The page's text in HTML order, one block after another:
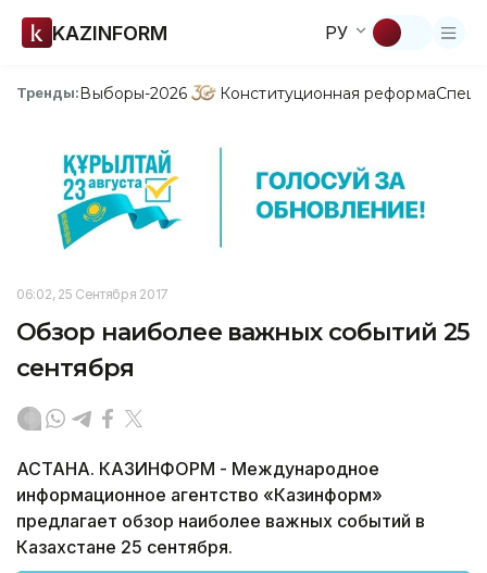
KAZINFORM РУ
Тренды:Выборы-2026 Конституционная реформа
06:02, 25 Сентября 2017
Обзор наиболее важных событий 25
сентября
АСТАНА. КАЗИНФОРМ - Международное
информационное агентство «Казинформ»
предлагает обзор наиболее важных событий в
Казахстане 25 сентября.